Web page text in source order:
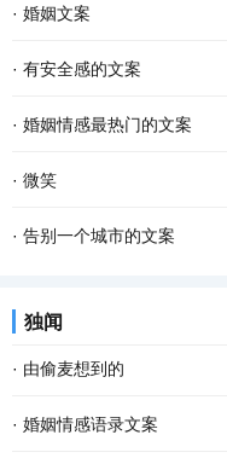
· 婚姻文案
· 有安全感的文案
· 婚姻情感最热门的文案
· 微笑
· 告别一个城市的文案
独闻
· 由偷麦想到的
· 婚姻情感语录文案